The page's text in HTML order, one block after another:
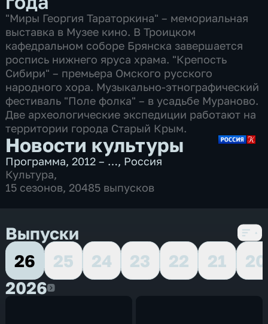
"Миры Георгия Тараторкина" – мемориальная
выставка в Музее кино. В Троицком
кафедральном соборе Брянска завершается
роспись нижнего яруса храма. "Крепость
Сибири" – премьера Омского русского
народного хора. Музыкально-этнографический
фестиваль "Поле фолка" – в усадьбе Мураново.
Две археологические экспедиции работают на
территории города Старый Крым.
Новости культуры
Программа,2012 – …, Россия
Культура,
15 сезонов, 20485 выпусков
Выпуски
26
25 24 23 22 21
20
20262026